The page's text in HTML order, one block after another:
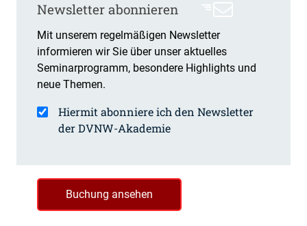
Newsletter abonnieren
Mit unserem regelmäßigen Newsletter
informieren wir Sie über unser aktuelles
Seminarprogramm, besondere Highlights und
neue Themen.
Hiermit abonniere ich den Newsletter
der DVNW-Akademie
Buchung ansehen